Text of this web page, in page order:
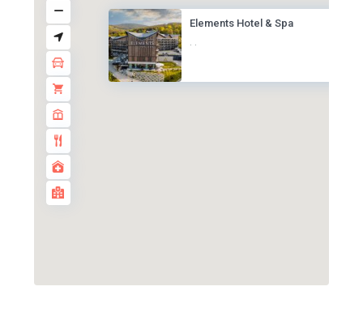
Elements Hotel & Spa
· ·